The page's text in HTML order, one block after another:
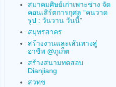
สมาคมศิษย์เก่าเพาะช่าง จัด
คอนเสิร์ตการกุศล “คนวาด
รูป : วันวาน วันนี้”
สมุทรสาคร
สร้างงานและเส้นทางสู่
อาชีพ @ภูเก็ต
สร้างสนามทดสอบ
Dianjiang
สวทช